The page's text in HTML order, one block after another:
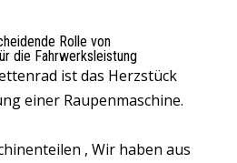
Rolle von
die Fahrwerksleistung
ist das Herzstück
einer Raupenmaschine.
, Wir haben aus